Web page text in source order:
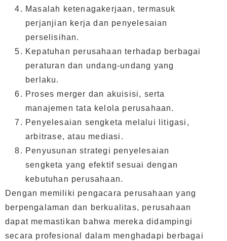
Masalah ketenagakerjaan, termasuk
perjanjian kerja dan penyelesaian
perselisihan.
Kepatuhan perusahaan terhadap berbagai
peraturan dan undang-undang yang
berlaku.
Proses merger dan akuisisi, serta
manajemen tata kelola perusahaan.
Penyelesaian sengketa melalui litigasi,
arbitrase, atau mediasi.
Penyusunan strategi penyelesaian
sengketa yang efektif sesuai dengan
kebutuhan perusahaan.
Dengan memiliki pengacara perusahaan yang
berpengalaman dan berkualitas, perusahaan
dapat memastikan bahwa mereka didampingi
secara profesional dalam menghadapi berbagai